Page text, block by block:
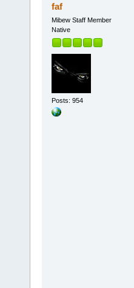
faf
Mibew Staff Member
Native
Posts: 954